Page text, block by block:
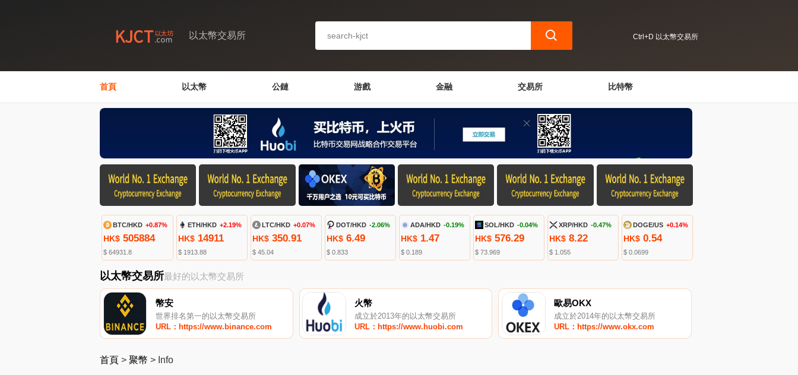
以太幣交易所 Ctrl+D 以太幣交易所
首頁 以太幣 公鏈 游戲 金融 交易所 比特幣
BTC/HKD +0.87%
HK$ 505884
$ 64931.8
ETH/HKD +2.19%
HK$14911
$ 1913.88
LTC/HKD +0.07%
HK$350.91
$ 45.04
DOT/HKD -2.06%
HK$6.49
$ 0.833
ADA/HKD -0.19%
HK$1.47
$ 0.189
SOL/HKD -0.04%
HK$ 576.29
$ 73.969
XRP/HKD -0.47%
HK$ 8.22
$ 1.055
DOGE/US +0.14%
HK$ 0.54
$ 0.0699
以太幣交易所最好的以太幣交易所
幣安
世界排名第一的以太幣交易所
URL：https://www.binance.com
火幣
成立於2013年的以太幣交易所
URL：https://www.huobi.com
歐易OKX
成立於2014年的以太幣交易所
URL：https://www.okx.com
首頁 > 聚幣 > Info